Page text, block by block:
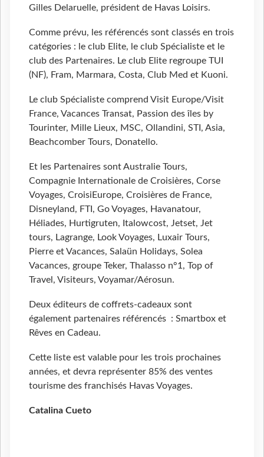
Gilles Delaruelle, président de Havas Loisirs.
Comme prévu, les référencés sont classés en trois
catégories : le club Elite, le club Spécialiste et le
club des Partenaires. Le club Elite regroupe TUI
(NF), Fram, Marmara, Costa, Club Med et Kuoni.
Le club Spécialiste comprend Visit Europe/Visit
France, Vacances Transat, Passion des îles by
Tourinter, Mille Lieux, MSC, Ollandini, STI, Asia,
Beachcomber Tours, Donatello.
Et les Partenaires sont Australie Tours,
Compagnie Internationale de Croisières, Corse
Voyages, CroisiEurope, Croisières de France,
Disneyland, FTI, Go Voyages, Havanatour,
Héliades, Hurtigruten, Italowcost, Jetset, Jet
tours, Lagrange, Look Voyages, Luxair Tours,
Pierre et Vacances, Salaün Holidays, Solea
Vacances, groupe Teker, Thalasso n°1, Top of
Travel, Visiteurs, Voyamar/Aérosun.
Deux éditeurs de coffrets-cadeaux sont
également partenaires référencés : Smartbox et
Rêves en Cadeau.
Cette liste est valable pour les trois prochaines
années, et devra représenter 85% des ventes
tourisme des franchisés Havas Voyages.
Catalina Cueto